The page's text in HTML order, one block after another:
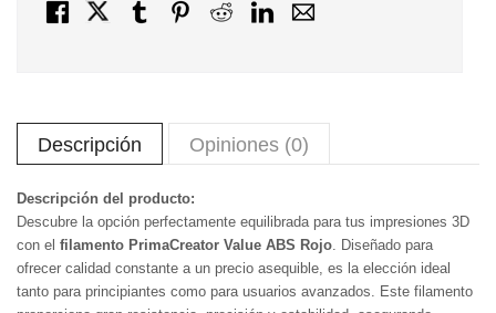
Descripción Opiniones (0)
Descripción del producto:
Descubre la opción perfectamente equilibrada para tus impresiones 3D
con el filamento PrimaCreator Value ABS Rojo. Diseñado para
ofrecer calidad constante a un precio asequible, es la elección ideal
tanto para principiantes como para usuarios avanzados. Este filamento